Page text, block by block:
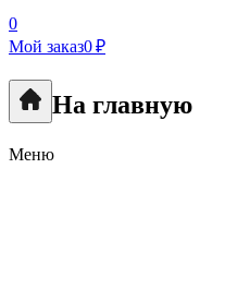
0
Мой заказ0 ₽
На главную
Меню